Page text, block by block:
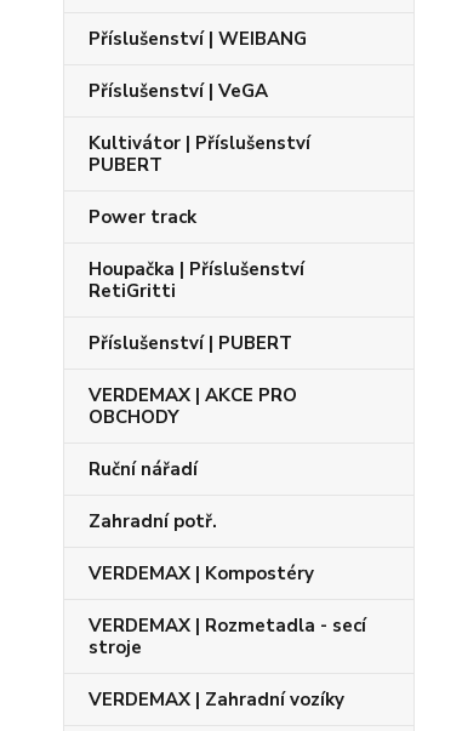
Příslušenství | WEIBANG
Příslušenství | VeGA
Kultivátor | Příslušenství
PUBERT
Power track
Houpačka | Příslušenství
RetiGritti
Příslušenství | PUBERT
VERDEMAX | AKCE PRO
OBCHODY
Ruční nářadí
Zahradní potř.
VERDEMAX | Kompostéry
VERDEMAX | Rozmetadla - secí
stroje
VERDEMAX | Zahradní vozíky